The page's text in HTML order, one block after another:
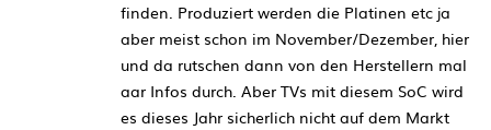
finden. Produziert werden die Platinen etc ja
aber meist schon im November/Dezember, hier
und da rutschen dann von den Herstellern mal
aar Infos durch. Aber TVs mit diesem SoC wird
es dieses Jahr sicherlich nicht auf dem Markt